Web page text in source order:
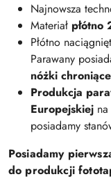
Najnowsza
Materiał
Płótno
Parawany
nóżki
Produkcja
Europejskiej
posiadamy
Posiadamy
do produkcji